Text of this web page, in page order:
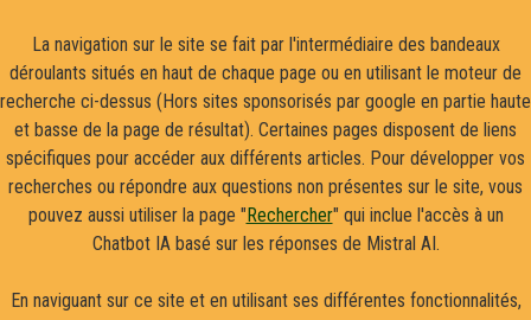
La navigation sur le site se fait par l'intermédiaire des bandeaux
déroulants situés en haut de chaque page ou en utilisant le moteur de
recherche ci-dessus (Hors sites sponsorisés par google en partie haute
et basse de la page de résultat). Certaines pages disposent de liens
spécifiques pour accéder aux différents articles. Pour développer vos
recherches ou répondre aux questions non présentes sur le site, vous
pouvez aussi utiliser la page "Rechercher" qui inclue l'accès à un
Chatbot IA basé sur les réponses de Mistral AI.
En naviguant sur ce site et en utilisant ses différentes fonctionnalités,